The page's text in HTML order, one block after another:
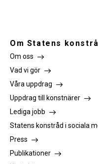
Om Statens
Om oss
Vad vi gör
Våra uppdrag
Uppdrag till konstnärer
Lediga jobb
Statens konstråd i sociala
Press
Publikationer